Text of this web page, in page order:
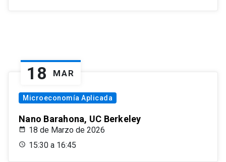
18 MAR
Microeconomía Aplicada
Nano Barahona, UC Berkeley
18 de Marzo de 2026
15:30 a 16:45